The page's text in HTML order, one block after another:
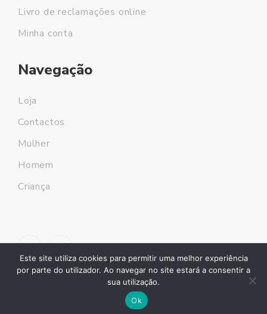
Livro de reclamações online
Minha conta
Navegação
Loja
Contactos
Mulher
Homem
Criança
Este site utiliza cookies para permitir uma melhor experiência
por parte do utilizador. Ao navegar no site estará a consentir a
sua utilização.
Ok